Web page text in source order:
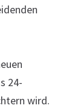
24-
wird.